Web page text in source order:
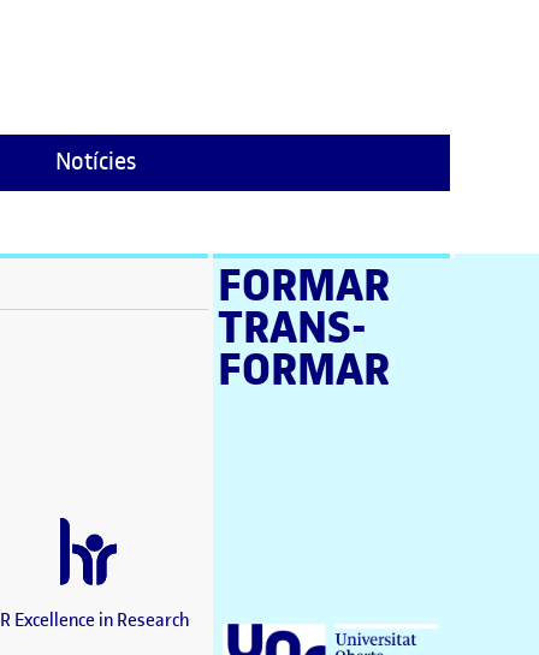
Notícies
nova)
una finestra nova)
nova)
finestra nova)
finestra nova)
Excellence in Research
FORMAR
TRANS­
FORMAR
Universitat Oberta de Catalunya (UOC)